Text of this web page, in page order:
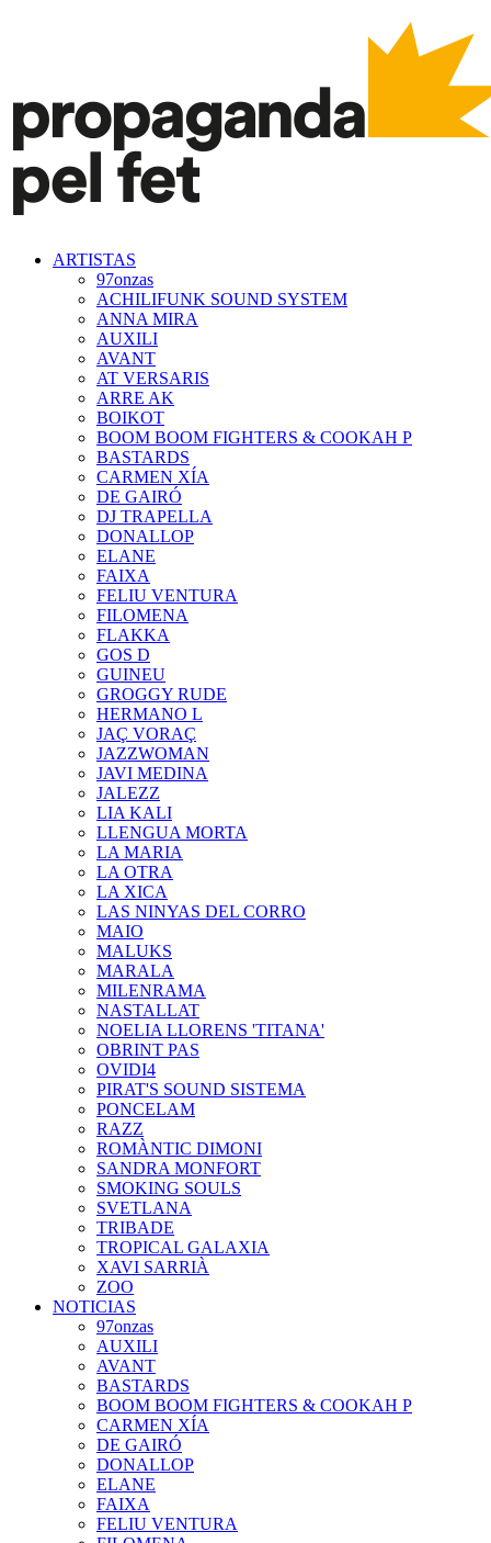
ARTISTAS
97onzas
ACHILIFUNK SOUND SYSTEM
ANNA MIRA
AUXILI
AVANT
AT VERSARIS
ARRE AK
BOIKOT
BOOM BOOM FIGHTERS & COOKAH P
BASTARDS
CARMEN XÍA
DE GAIRÓ
DJ TRAPELLA
DONALLOP
ELANE
FAIXA
FELIU VENTURA
FILOMENA
FLAKKA
GOS D
GUINEU
GROGGY RUDE
HERMANO L
JAÇ VORAÇ
JAZZWOMAN
JAVI MEDINA
JALEZZ
LIA KALI
LLENGUA MORTA
LA MARIA
LA OTRA
LA XICA
LAS NINYAS DEL CORRO
MAIO
MALUKS
MARALA
MILENRAMA
NASTALLAT
NOELIA LLORENS 'TITANA'
OBRINT PAS
OVIDI4
PIRAT'S SOUND SISTEMA
PONCELAM
RAZZ
ROMÀNTIC DIMONI
SANDRA MONFORT
SMOKING SOULS
SVETLANA
TRIBADE
TROPICAL GALAXIA
XAVI SARRIÀ
ZOO
NOTICIAS
97onzas
AUXILI
AVANT
BASTARDS
BOOM BOOM FIGHTERS & COOKAH P
CARMEN XÍA
DE GAIRÓ
DONALLOP
ELANE
FAIXA
FELIU VENTURA